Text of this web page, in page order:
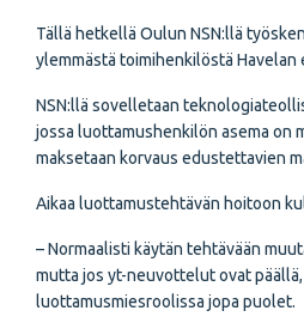
Tällä hetkellä Oulun NSN:llä
ylemmästä toimihenkilöstä Havelan
NSN:llä sovelletaan
jossa luottamushenkilön asema on
maksetaan korvaus edustettavien
Aikaa luottamustehtävän hoitoon
– Normaalisti käytän tehtävään
mutta jos yt-neuvottelut ovat
luottamusmiesroolissa jopa puolet.